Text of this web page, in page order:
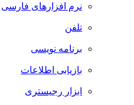
نرم افزارهای فارسی
تلفن
برنامه نویسی
بازیابی اطلاعات
ابزار رجیستری